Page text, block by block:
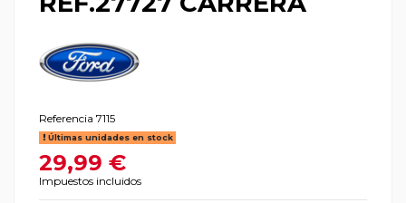
Referencia 7115
Últimas unidades en stock
29,99 €
Impuestos incluidos